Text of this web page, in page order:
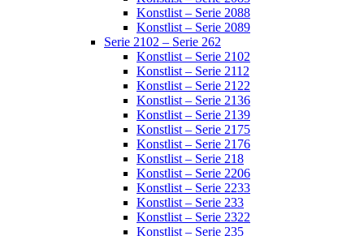
Konstlist – Serie 2088
Konstlist – Serie 2089
Serie 2102 – Serie 262
Konstlist – Serie 2102
Konstlist – Serie 2112
Konstlist – Serie 2122
Konstlist – Serie 2136
Konstlist – Serie 2139
Konstlist – Serie 2175
Konstlist – Serie 2176
Konstlist – Serie 218
Konstlist – Serie 2206
Konstlist – Serie 2233
Konstlist – Serie 233
Konstlist – Serie 2322
Konstlist – Serie 235